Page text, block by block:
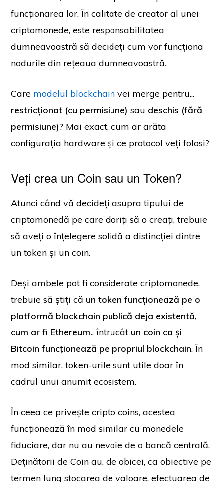
funcționarea lor. În calitate de creator al unei
criptomonede, este responsabilitatea
dumneavoastră să decideți cum vor funcționa
nodurile din rețeaua dumneavoastră.
Care modelul blockchain vei merge pentru...
restricționat (cu permisiune) sau deschis (fără
permisiune)? Mai exact, cum ar arăta
configurația hardware și ce protocol veți folosi?
Veți crea un Coin sau un Token?
Atunci când vă decideți asupra tipului de
criptomonedă pe care doriți să o creați, trebuie
să aveți o înțelegere solidă a distincției dintre
un token și un coin.
Deși ambele pot fi considerate criptomonede,
trebuie să știți că un token funcționează pe o
platformă blockchain publică deja existentă,
cum ar fi Ethereum., întrucât un coin ca și
Bitcoin funcționează pe propriul blockchain. În
mod similar, token-urile sunt utile doar în
cadrul unui anumit ecosistem.
În ceea ce privește cripto coins, acestea
funcționează în mod similar cu monedele
fiduciare, dar nu au nevoie de o bancă centrală.
Deținătorii de Coin au, de obicei, ca obiective pe
termen lung stocarea de valoare, efectuarea de